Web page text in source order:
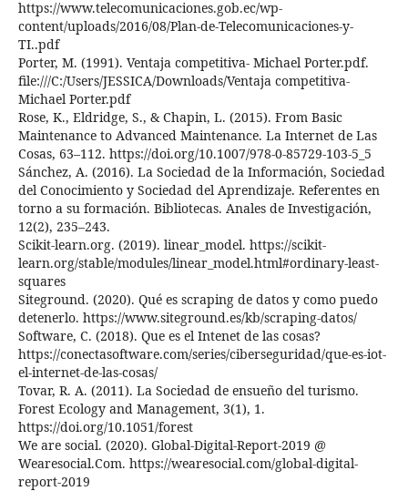
https://www.telecomunicaciones.gob.ec/wp-
content/uploads/2016/08/Plan-de-Telecomunicaciones-y-
TI..pdf
Porter, M. (1991). Ventaja competitiva- Michael Porter.pdf.
file:///C:/Users/JESSICA/Downloads/Ventaja competitiva-
Michael Porter.pdf
Rose, K., Eldridge, S., & Chapin, L. (2015). From Basic
Maintenance to Advanced Maintenance. La Internet de Las
Cosas, 63–112. https://doi.org/10.1007/978-0-85729-103-5_5
Sánchez, A. (2016). La Sociedad de la Información, Sociedad
del Conocimiento y Sociedad del Aprendizaje. Referentes en
torno a su formación. Bibliotecas. Anales de Investigación,
12(2), 235–243.
Scikit-learn.org. (2019). linear_model. https://scikit-
learn.org/stable/modules/linear_model.html#ordinary-least-
squares
Siteground. (2020). Qué es scraping de datos y como puedo
detenerlo. https://www.siteground.es/kb/scraping-datos/
Software, C. (2018). Que es el Intenet de las cosas?
https://conectasoftware.com/series/ciberseguridad/que-es-iot-
el-internet-de-las-cosas/
Tovar, R. A. (2011). La Sociedad de ensueño del turismo.
Forest Ecology and Management, 3(1), 1.
https://doi.org/10.1051/forest
We are social. (2020). Global-Digital-Report-2019 @
Wearesocial.Com. https://wearesocial.com/global-digital-
report-2019